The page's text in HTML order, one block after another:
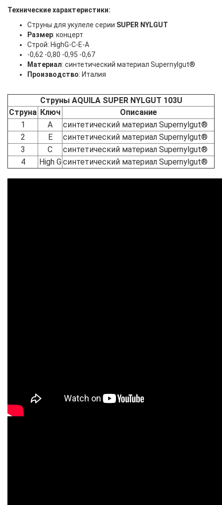
Технические характеристики:
Струны для укулеле серии SUPER NYLGUT
Размер: концерт
Строй: HighG-C-E-A
-0,62 -0,80 -0,95 -0,67
Материал: синтетический материал Supernylgut®
Производство: Италия
Струны AQUILA SUPER NYLGUT 103U
Струна Ключ
Описание
1
A
синтетический материал Supernylgut®
2
E
синтетический материал Supernylgut®
3
C
синтетический материал Supernylgut®
4
High Gсинтетический материал Supernylgut®